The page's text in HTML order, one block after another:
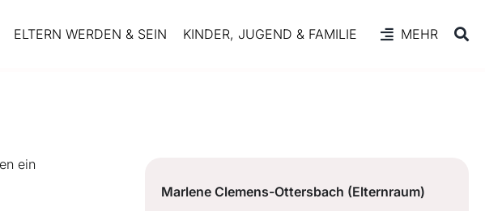
ELTERN WERDEN & SEIN KINDER, JUGEND & FAMILIE MEHR
Marlene Clemens-Ottersbach (Elternraum)